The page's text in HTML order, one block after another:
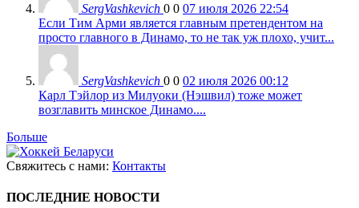
SergVashkevich 0 0 07 июля 2026 22:54
Если Тим Арми является главным претендентом на
просто главного в Динамо, то не так уж плохо, учит...
SergVashkevich 0 0 02 июля 2026 00:12
Карл Тэйлор из Милуоки (Нэшвил) тоже может
возглавить минское Динамо....
Больше
Свяжитесь с нами: Контакты
ПОСЛЕДНИЕ НОВОСТИ